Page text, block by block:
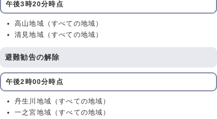
午後3時20分時点
高山地域（すべての地域）
清見地域（すべての地域）
避難勧告の解除
午後2時00分時点
丹生川地域（すべての地域）
一之宮地域（すべての地域）